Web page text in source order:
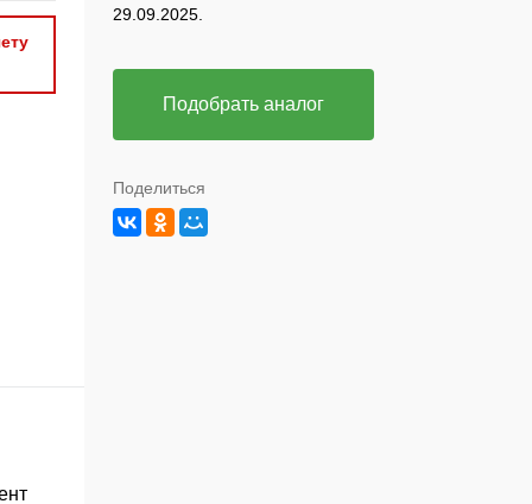
29.09.2025.
Подобрать аналог
Поделиться